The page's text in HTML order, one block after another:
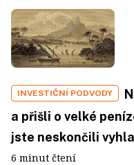
INVESTIČNÍ PODVODY
a přišli o velké
jste neskončili
6 minut čtení